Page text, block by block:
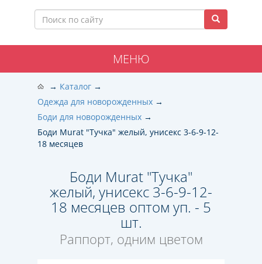
МЕНЮ
Каталог
Одежда для новорожденных
Боди для новорожденных
Боди Murat "Тучка" желый, унисекс 3-6-9-12-
18 месяцев
Боди Murat "Тучка"
желый, унисекс 3-6-9-12-
18 месяцев оптом уп. - 5
шт.
Раппорт, одним цветом